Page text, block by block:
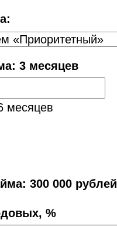
3 месяцев
месяцев
300 000 рублей
%